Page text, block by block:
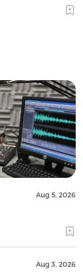
Aug 5, 2026
Aug 3, 2026